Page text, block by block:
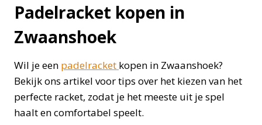
Padelracket kopen in
Zwaanshoek
Wil je een padelracket kopen in Zwaanshoek?
Bekijk ons artikel voor tips over het kiezen van het
perfecte racket, zodat je het meeste uit je spel
haalt en comfortabel speelt.